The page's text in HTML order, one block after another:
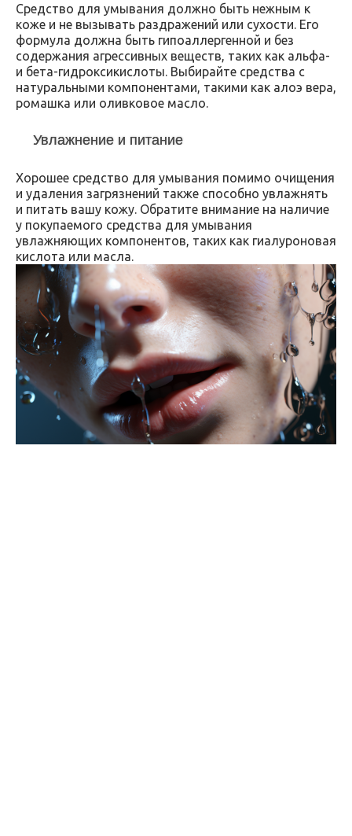
Средство для умывания должно быть нежным к
коже и не вызывать раздражений или сухости. Его
формула должна быть гипоаллергенной и без
содержания агрессивных веществ, таких как альфа-
и бета-гидроксикислоты. Выбирайте средства с
натуральными компонентами, такими как алоэ вера,
ромашка или оливковое масло.
Увлажнение и питание
Хорошее средство для умывания помимо очищения
и удаления загрязнений также способно увлажнять
и питать вашу кожу. Обратите внимание на наличие
у покупаемого средства для умывания
увлажняющих компонентов, таких как гиалуроновая
кислота или масла.